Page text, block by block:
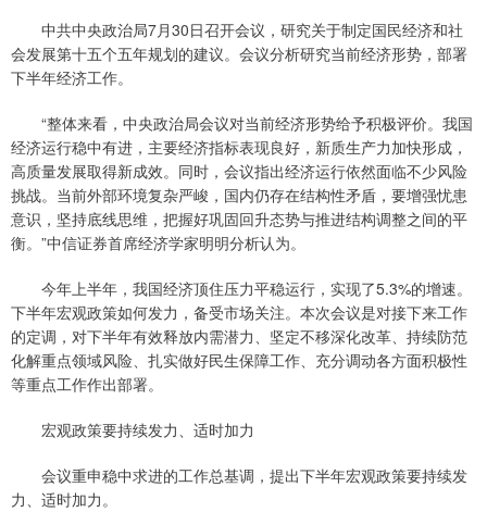
中共中央政治局7月30日召开会议，研究关于制定国民经济和社
会发展第十五个五年规划的建议。会议分析研究当前经济形势，部署
下半年经济工作。
“整体来看，中央政治局会议对当前经济形势给予积极评价。我国
经济运行稳中有进，主要经济指标表现良好，新质生产力加快形成，
高质量发展取得新成效。同时，会议指出经济运行依然面临不少风险
挑战。当前外部环境复杂严峻，国内仍存在结构性矛盾，要增强忧患
意识，坚持底线思维，把握好巩固回升态势与推进结构调整之间的平
衡。”中信证券首席经济学家明明分析认为。
今年上半年，我国经济顶住压力平稳运行，实现了5.3%的增速。
下半年宏观政策如何发力，备受市场关注。本次会议是对接下来工作
的定调，对下半年有效释放内需潜力、坚定不移深化改革、持续防范
化解重点领域风险、扎实做好民生保障工作、充分调动各方面积极性
等重点工作作出部署。
宏观政策要持续发力、适时加力
会议重申稳中求进的工作总基调，提出下半年宏观政策要持续发
力、适时加力。